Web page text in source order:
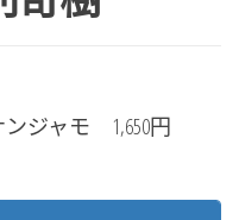
ナンジャモ 1,650円